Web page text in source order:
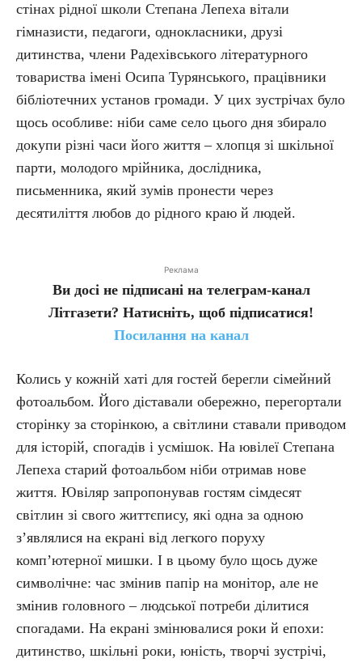
стінах рідної школи Степана Лепеха вітали
гімназисти, педагоги, однокласники, друзі
дитинства, члени Радехівського літературного
товариства імені Осипа Турянського, працівники
бібліотечних установ громади. У цих зустрічах було
щось особливе: ніби саме село цього дня збирало
докупи різні часи його життя – хлопця зі шкільної
парти, молодого мрійника, дослідника,
письменника, який зумів пронести через
десятиліття любов до рідного краю й людей.
Реклама
Ви досі не підписані на телеграм-канал
Літгазети? Натисніть, щоб підписатися!
Посилання на канал
Колись у кожній хаті для гостей берегли сімейний
фотоальбом. Його діставали обережно, перегортали
сторінку за сторінкою, а світлини ставали приводом
для історій, спогадів і усмішок. На ювілеї Степана
Лепеха старий фотоальбом ніби отримав нове
життя. Ювіляр запропонував гостям сімдесят
світлин зі свого життєпису, які одна за одною
з’являлися на екрані від легкого поруху
комп’ютерної мишки. І в цьому було щось дуже
символічне: час змінив папір на монітор, але не
змінив головного – людської потреби ділитися
спогадами. На екрані змінювалися роки й епохи:
дитинство, шкільні роки, юність, творчі зустрічі,